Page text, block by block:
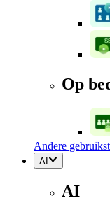
Op
Andere
AI
AI